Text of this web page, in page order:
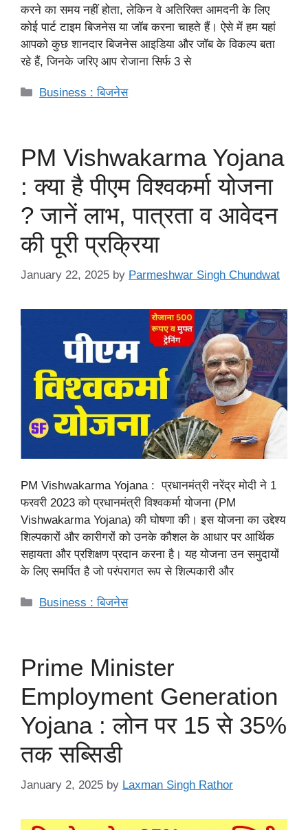
करने का समय नहीं होता, लेकिन वे अतिरिक्त आमदनी के लिए
कोई पार्ट टाइम बिजनेस या जॉब करना चाहते हैं। ऐसे में हम यहां
आपको कुछ शानदार बिजनेस आइडिया और जॉब के विकल्प बता
रहे हैं, जिनके जरिए आप रोजाना सिर्फ 3 से
Categories
Business : बिजनेस
PM Vishwakarma Yojana
: क्या है पीएम विश्वकर्मा योजना
? जानें लाभ, पात्रता व आवेदन
की पूरी प्रक्रिया
January 22, 2025 by Parmeshwar Singh Chundwat
PM Vishwakarma Yojana : प्रधानमंत्री नरेंद्र मोदी ने 1
फरवरी 2023 को प्रधानमंत्री विश्वकर्मा योजना (PM
Vishwakarma Yojana) की घोषणा की। इस योजना का उद्देश्य
शिल्पकारों और कारीगरों को उनके कौशल के आधार पर आर्थिक
सहायता और प्रशिक्षण प्रदान करना है। यह योजना उन समुदायों
के लिए समर्पित है जो परंपरागत रूप से शिल्पकारी और
Categories
Business : बिजनेस
Prime Minister
Employment Generation
Yojana : लोन पर 15 से 35%
तक सब्सिडी
January 2, 2025 by Laxman Singh Rathor